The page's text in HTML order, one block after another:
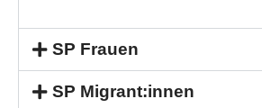
SP Frauen
SP Migrant:innen